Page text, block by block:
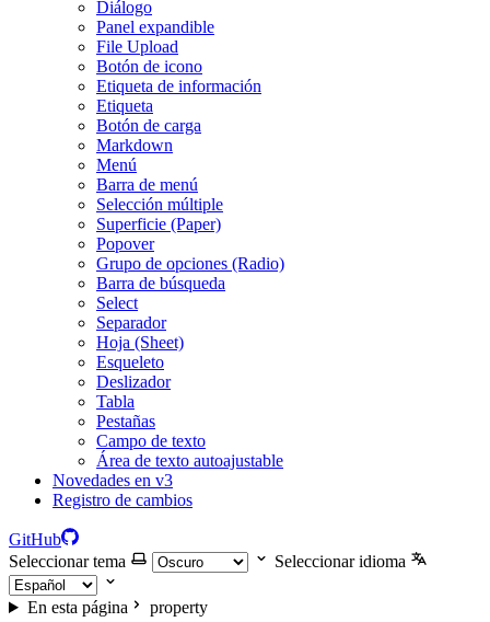
Diálogo
Panel expandible
File Upload
Botón de icono
Etiqueta de información
Etiqueta
Botón de carga
Markdown
Menú
Barra de menú
Selección múltiple
Superficie (Paper)
Popover
Grupo de opciones (Radio)
Barra de búsqueda
Select
Separador
Hoja (Sheet)
Esqueleto
Deslizador
Tabla
Pestañas
Campo de texto
Área de texto autoajustable
Novedades en v3
Registro de cambios
GitHub
Seleccionar tema
Seleccionar idioma
En esta página property